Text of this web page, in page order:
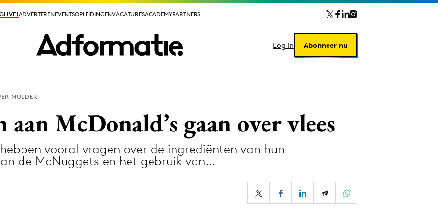
ADVERTERENEVENTSOPLEIDINGENVACATURESACADEMYPARTNERS
Log in Abonneer nu
ADVERTERENEVENTSOPLEIDINGENVACATURESACADEMYPARTNERS
Log in Abonneer nu
MULDER
aan McDonald’s gaan over vlees
vooral vragen over de ingrediënten van hun
de McNuggets en het gebruik van…